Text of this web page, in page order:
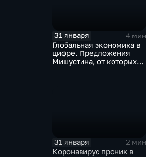
31 января
4 мин
Глобальная экономика в
цифре. Предложения
Мишустина, от которых
31 января
2 мин
Коронавирус проник в